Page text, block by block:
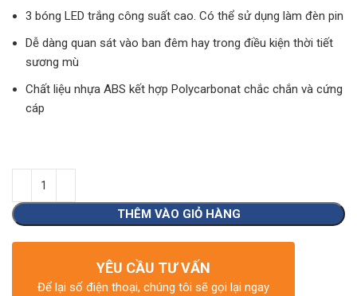
3 bóng LED trắng công suất cao. Có thể sử dụng làm đèn pin
Dễ dàng quan sát vào ban đêm hay trong điều kiện thời tiết
sương mù
Chất liệu nhựa ABS kết hợp Polycarbonat chắc chắn và cứng
cáp
THÊM VÀO GIỎ HÀNG
YÊU CẦU TƯ VẤN
Để lại số điện thoại, chúng tôi sẽ gọi lại ngay